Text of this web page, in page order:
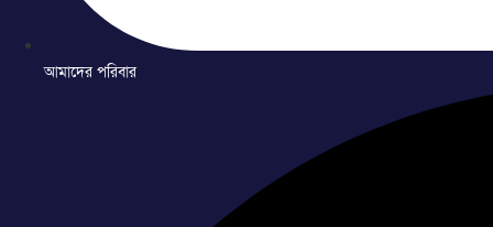
আমাদের পরিবার